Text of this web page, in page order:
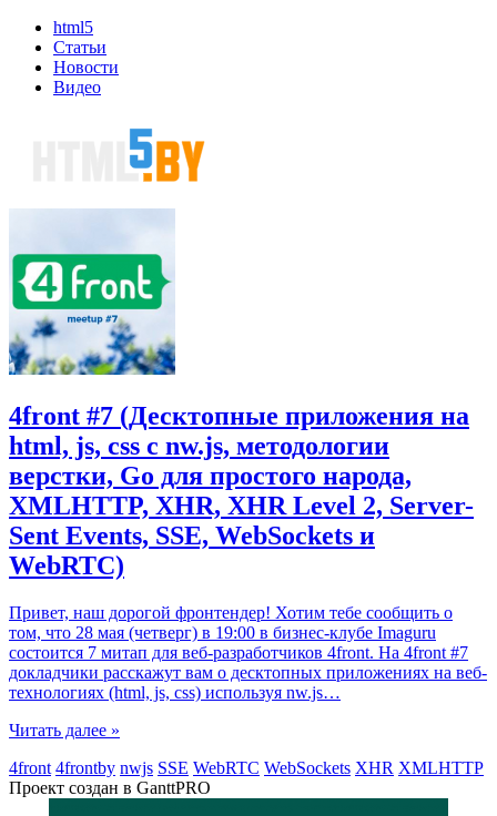
html5
Статьи
Новости
Видео
4front #7 (Десктопные приложения на
html, js, css c nw.js, методологии
верстки, Go для простого народа,
XMLHTTP, XHR, XHR Level 2, Server-
Sent Events, SSE, WebSockets и
WebRTC)
Привет, наш дорогой фронтендер! Хотим тебе сообщить о
том, что 28 мая (четверг) в 19:00 в бизнес-клубе Imaguru
состоится 7 митап для веб-разработчиков 4front. На 4front #7
докладчики расскажут вам o десктопных приложениях на веб-
технологиях (html, js, css) используя nw.js…
Читать далее »
4front 4frontby nwjs SSE WebRTC WebSockets XHR XMLHTTP
Проект создан в GanttPRO